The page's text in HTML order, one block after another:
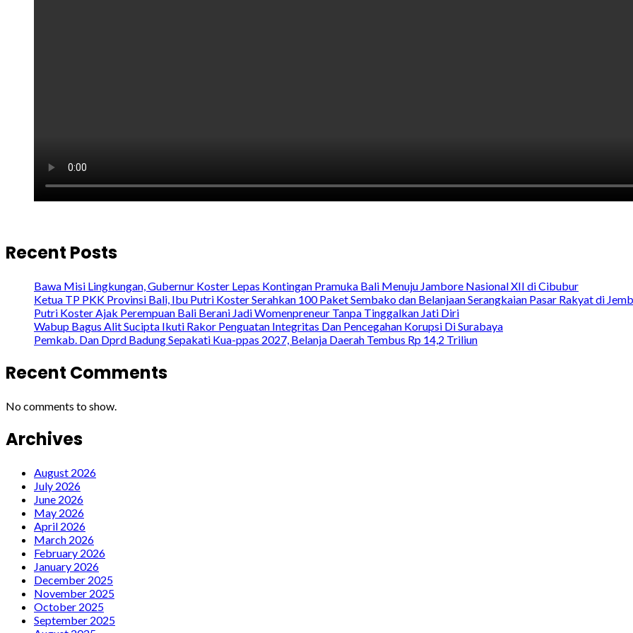
Recent Posts
Bawa Misi Lingkungan, Gubernur Koster Lepas Kontingan Pramuka Bali Menuju Jambore Nasional XII di Cibubur
Ketua TP PKK Provinsi Bali, Ibu Putri Koster Serahkan 100 Paket Sembako dan Belanjaan Serangkaian Pasar Rakyat di
Putri Koster Ajak Perempuan Bali Berani Jadi Womenpreneur Tanpa Tinggalkan Jati Diri
Wabup Bagus Alit Sucipta Ikuti Rakor Penguatan Integritas Dan Pencegahan Korupsi Di Surabaya
Pemkab. Dan Dprd Badung Sepakati Kua-ppas 2027, Belanja Daerah Tembus Rp 14,2 Triliun
Recent Comments
No comments to show.
Archives
August 2026
July 2026
June 2026
May 2026
April 2026
March 2026
February 2026
January 2026
December 2025
November 2025
October 2025
September 2025